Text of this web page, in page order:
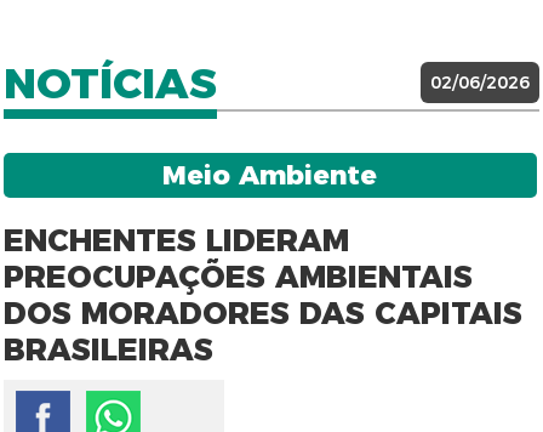
NOTÍCIAS 02/06/2026
Meio Ambiente
ENCHENTES LIDERAM
PREOCUPAÇÕES AMBIENTAIS
DOS MORADORES DAS CAPITAIS
BRASILEIRAS